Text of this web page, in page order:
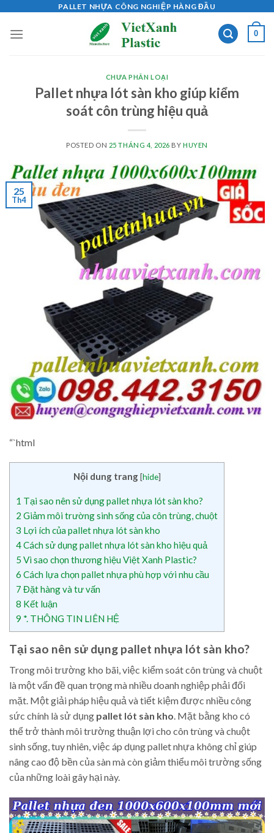
content
PALLET NHỰA CÔNG NGHIỆP HÀNG ĐẦU
0
CHƯA PHÂN LOẠI
Pallet nhựa lót sàn kho giúp kiểm
soát côn trùng hiệu quả
POSTED ON 25 THÁNG 4, 2026 BY HUYEN
25
Th4
“`html
Nội dung trang [hide]
1 Tại sao nên sử dụng pallet nhựa lót sàn kho?
2 Giảm môi trường sinh sống của côn trùng, chuột
3 Lợi ích của pallet nhựa lót sàn kho
4Cách sử dụng pallet nhựa lót sàn kho hiệu quả
5 Vì sao chọn thương hiệu Việt Xanh Plastic?
6 Cách lựa chọn pallet nhựa phù hợp với nhu cầu
7 Đặt hàng và tư vấn
8 Kết luận
9 *. THÔNG TIN LIÊN HỆ
Tại sao nên sử dụng pallet nhựa lót sàn kho?
Trong môi trường kho bãi, việc kiểm soát côn trùng và chuột
là một vấn đề quan trọng mà nhiều doanh nghiệp phải đối
mặt. Một giải pháp hiệu quả và tiết kiệm được nhiều công
sức chính là sử dụng pallet lót sàn kho. Mặt bằng kho có
thể trở thành môi trường thuận lợi cho côn trùng và chuột
sinh sống, tuy nhiên, việc áp dụng pallet nhựa không chỉ giúp
nâng cao độ bền của sàn mà còn giảm thiểu môi trường sống
của những loài gây hại này.